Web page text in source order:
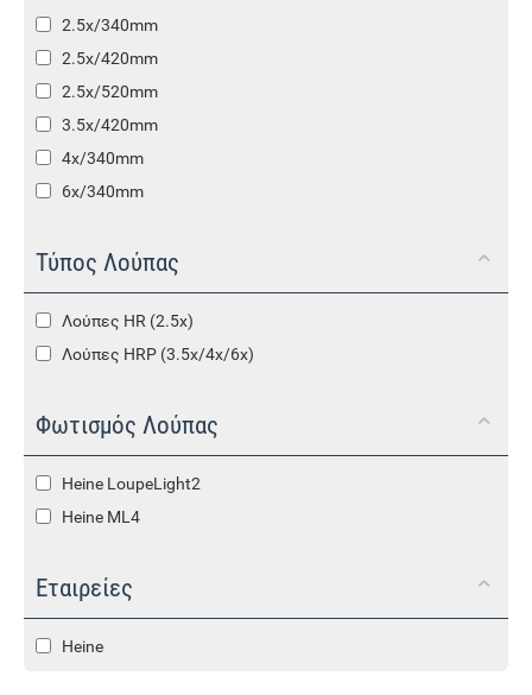
2.5x/340mm
2.5x/420mm
2.5x/520mm
3.5x/420mm
4x/340mm
6x/340mm
Τύπος Λούπας
Λούπες HR (2.5x)
Λούπες HRP (3.5x/4x/6x)
Φωτισμός Λούπας
Heine LoupeLight2
Heine ML4
Εταιρείες
Heine